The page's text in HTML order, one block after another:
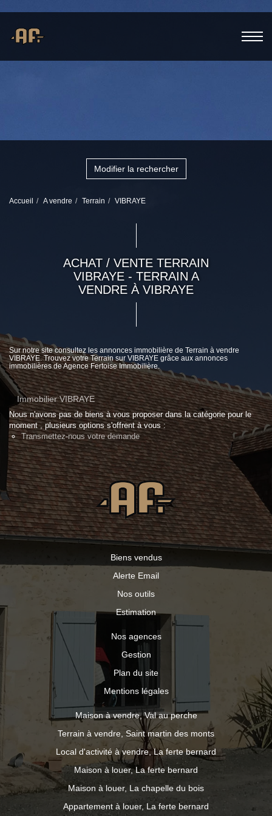
Modifier la rechercher
Accueil A vendre Terrain VIBRAYE
ACHAT / VENTE TERRAIN
VIBRAYE - TERRAIN A
VENDRE À VIBRAYE
Sur notre site consultez les annonces immobilière de Terrain à vendre
VIBRAYE. Trouvez votre Terrain sur VIBRAYE grâce aux annonces
immobilières de Agence Fertoise Immobilière.
Immobilier VIBRAYE
Nous n'avons pas de biens à vous proposer dans la catégorie pour le
moment , plusieurs options s'offrent à vous :
Transmettez-nous votre demande
Biens vendus
Alerte Email
Nos outils
Estimation
Nos agences
Gestion
Plan du site
Mentions légales
Maison à vendre, Val au perche
Terrain à vendre, Saint martin des monts
Local d'activité à vendre, La ferte bernard
Maison à louer, La ferte bernard
Maison à louer, La chapelle du bois
Appartement à louer, La ferte bernard